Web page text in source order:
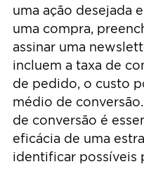
uma ação desejada
uma compra,
assinar uma
incluem a taxa de
de pedido, o custo
médio de
de conversão é
eficácia de uma
identificar possíveis